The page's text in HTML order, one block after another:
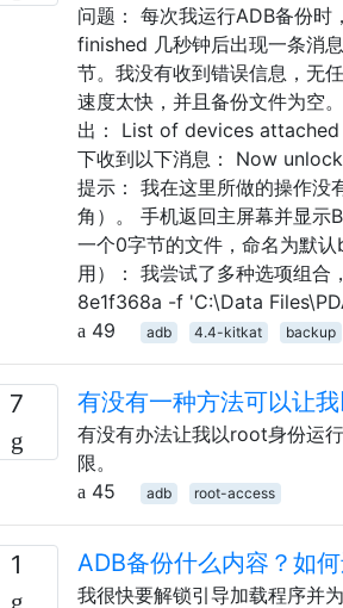
问题： 每次我运行ADB备份
finished 几秒钟后出现一条消
节。我没有收到错误信息，无
速度太快，并且备份文件为空
出： List of devices attached
下收到以下消息： Now
提示： 我在这里所做的操作
角）。 手机返回主屏幕并显
一个0字节的文件，命名为默
用）： 我尝试了多种选项组
8e1f368a -f 'C:\Data
49
adb 4.4-kitkat backup
7 有没有一种方法可以让
有没有办法让我以root身份运
限。
45
adb root-access
1 ADB备份什么内容？如
我很快要解锁引导加载程序并